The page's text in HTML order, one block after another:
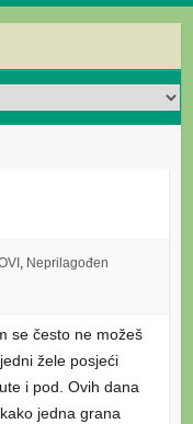
, Neprilagođen
se često ne možeš
žele posjeći
i pod. Ovih dana
jedna grana